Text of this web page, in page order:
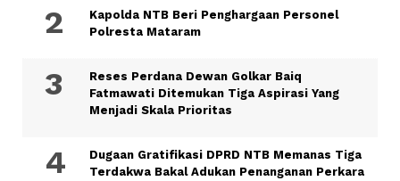
Kapolda NTB Beri Penghargaan Personel
Polresta Mataram
Reses Perdana Dewan Golkar Baiq
Fatmawati Ditemukan Tiga Aspirasi Yang
Menjadi Skala Prioritas
Dugaan Gratifikasi DPRD NTB Memanas Tiga
Terdakwa Bakal Adukan Penanganan Perkara